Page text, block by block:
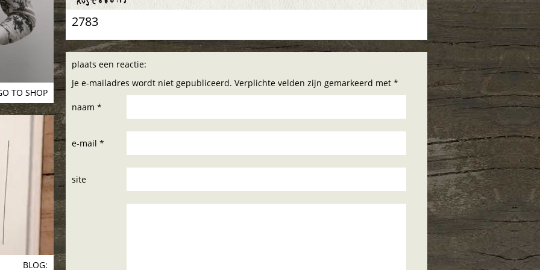
TO SHOP
BLOG:
2783
plaats een reactie:
Je e-mailadres wordt niet gepubliceerd. Verplichte velden zijn gemarkeerd met *
naam *
e-mail *
site